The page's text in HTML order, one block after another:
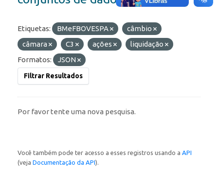
Etiquetas: BMeFBOVESPA
câmbio
câmara
C3 ações
liquidação
Formatos:
JSON
Filtrar Resultados
Por favor tente uma nova pesquisa.
Você também pode ter acesso a esses registros usando a API
(veja Documentação da API).